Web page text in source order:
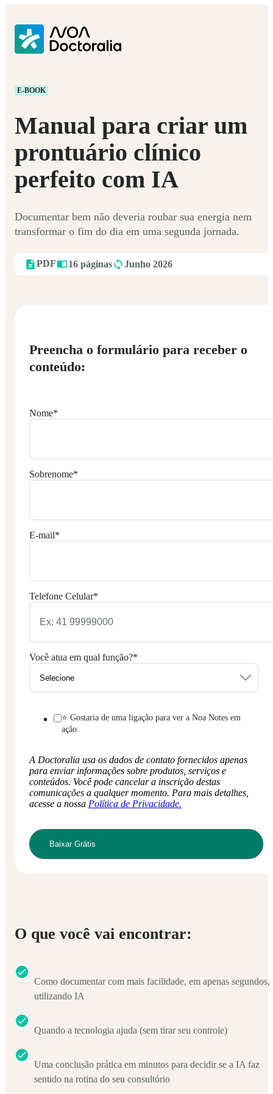
E-BOOK
Manual para criar um
prontuário clínico
perfeito com IA
Documentar bem não deveria roubar sua energia nem
transformar o fim do dia em uma segunda jornada.
PDF 16 páginas Junho 2026
Preencha o formulário para receber o
conteúdo:
Nome*
Sobrenome*
E-mail*
Telefone Celular*
Você atua em qual função?*
⭐ Gostaria de uma ligação para ver a Noa Notes em
ação.
A Doctoralia usa os dados de contato fornecidos apenas
para enviar informações sobre produtos, serviços e
conteúdos. Você pode cancelar a inscrição destas
comunicações a qualquer momento. Para mais detalhes,
acesse a nossa Política de Privacidade.
O que você vai encontrar:
Como documentar com mais facilidade, em apenas segundos,
utilizando IA
Quando a tecnologia ajuda (sem tirar seu controle)
Uma conclusão prática em minutos para decidir se a IA faz
sentido na rotina do seu consultório